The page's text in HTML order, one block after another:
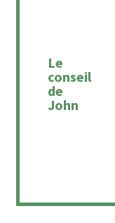
Le
conseil
de
John